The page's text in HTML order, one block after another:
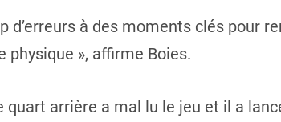
d’erreurs à des moments clés pour
physique », affirme Boies.
quart arrière a mal lu le jeu et il a